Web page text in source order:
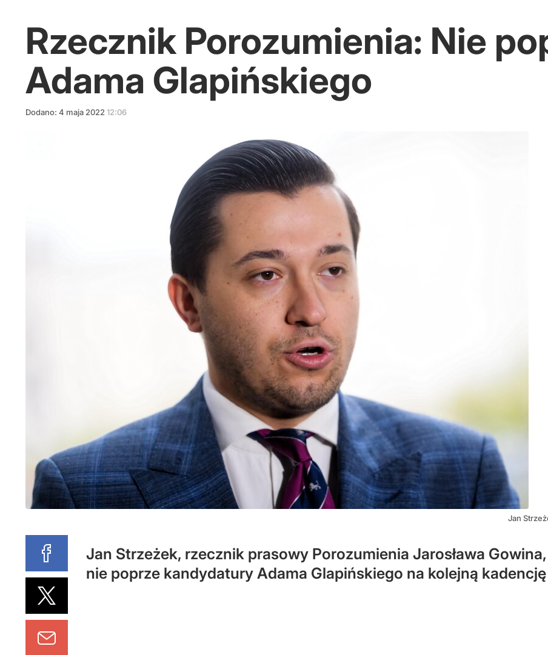
Rzecznik Porozumienia: Nie
Adama Glapińskiego
Dodano: 4 maja 2022 12:06
Jan
Jan Strzeżek, rzecznik prasowy Porozumienia Jarosława
nie poprze kandydatury Adama Glapińskiego na kolejną kadencję